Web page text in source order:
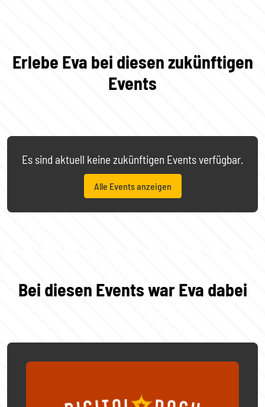
Erlebe Eva bei diesen zukünftigen
Events
Es sind aktuell keine zukünftigen Events verfügbar.
Alle Events anzeigen
Bei diesen Events war Eva dabei